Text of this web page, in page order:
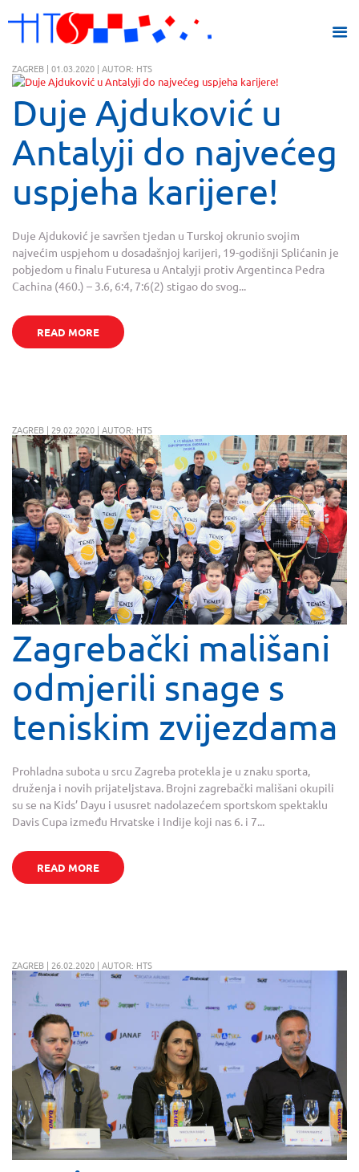
ZAGREB | 01.03.2020 | AUTOR: HTS
Duje Ajduković u
Antalyji do najvećeg
uspjeha karijere!
Duje Ajduković je savršen tjedan u Turskoj okrunio svojim
najvećim uspjehom u dosadašnjoj karijeri, 19-godišnji Splićanin je
pobjedom u finalu Futuresa u Antalyji protiv Argentinca Pedra
Cachina (460.) – 3.6, 6:4, 7:6(2) stigao do svog...
READ MORE
ZAGREB | 29.02.2020 | AUTOR: HTS
Zagrebački mališani
odmjerili snage s
teniskim zvijezdama
Prohladna subota u srcu Zagreba protekla je u znaku sporta,
druženja i novih prijateljstava. Brojni zagrebački mališani okupili
su se na Kids’ Dayu i ususret nadolazećem sportskom spektaklu
Davis Cupa između Hrvatske i Indije koji nas 6. i 7...
READ MORE
ZAGREB | 26.02.2020 | AUTOR: HTS